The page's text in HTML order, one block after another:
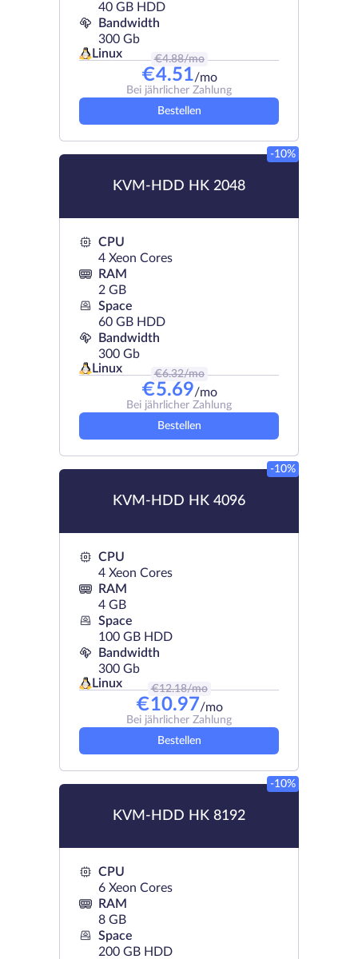
40 GB HDD
Bandwidth
300 Gb
Linux
€4.88/mo
€4.51/mo
Bei jährlicher Zahlung
Bestellen
KVM-HDD HK 2048
-10%
CPU
4 Xeon Cores
RAM
2 GB
Space
60 GB HDD
Bandwidth
300 Gb
Linux
€6.32/mo
€5.69/mo
Bei jährlicher Zahlung
Bestellen
KVM-HDD HK 4096
-10%
CPU
4 Xeon Cores
RAM
4 GB
Space
100 GB HDD
Bandwidth
300 Gb
Linux
€12.18/mo
€10.97/mo
Bei jährlicher Zahlung
Bestellen
KVM-HDD HK 8192
-10%
CPU
6 Xeon Cores
RAM
8 GB
Space
200 GB HDD